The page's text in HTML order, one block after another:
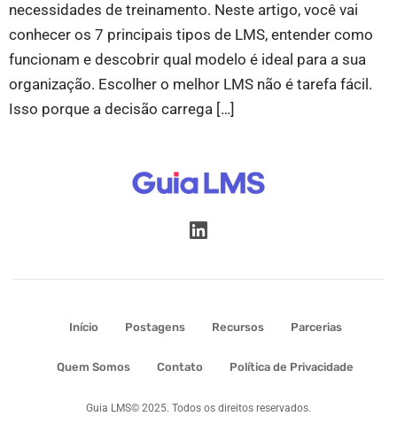
necessidades de treinamento. Neste artigo, você vai
conhecer os 7 principais tipos de LMS, entender como
funcionam e descobrir qual modelo é ideal para a sua
organização. Escolher o melhor LMS não é tarefa fácil.
Isso porque a decisão carrega […]
Início Postagens Recursos Parcerias
Quem Somos Contato Política de Privacidade
Guia LMS© 2025. Todos os direitos reservados.